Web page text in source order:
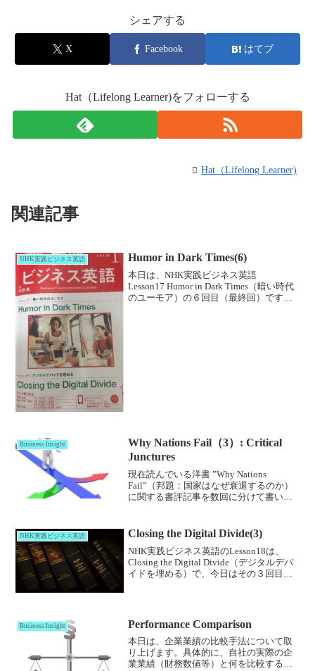
シェアする
X Facebook はてブ
Hat（Lifelong Learner)をフォローする
Hat（Lifelong Learner)
関連記事
NHK実践ビジネス英語 Humor in Dark Times(6)
本日は、NHK実践ビジネス英語
Lesson17 Humor in Dark Times（暗い時代
のユーモア）の６回目（最終回）です。
Business Insight
Why Nations Fail（3）: Critical
Junctures
現在読んでいる洋書 ”Why Nations
Fail”（邦題：国家はなぜ衰退するのか）
に関する書評記事を数回に分けて書いて
NHK実践ビジネス英語 Closing the Digital Divide(3)
NHK実践ビジネス英語のLesson18は、
Closing the Digital Divide（デジタルデバ
イドを埋める）で、今日はその３回目で
Business Insight Performance Comparison
本日は、企業業績の比較手法について取
り上げます。具体的に、自社の実際の企
業業績（財務数値等）と何を比較するの